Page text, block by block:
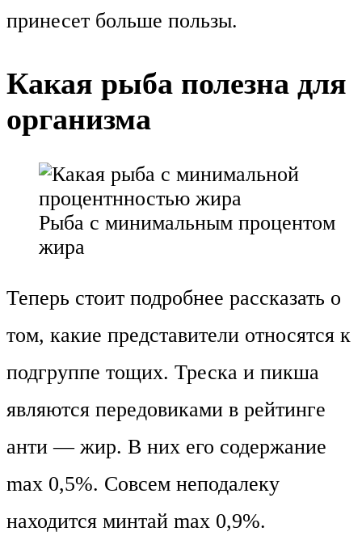
принесет больше пользы.
Какая рыба полезна для
организма
Рыба с минимальным процентом
жира
Теперь стоит подробнее рассказать о
том, какие представители относятся к
подгруппе тощих. Треска и пикша
являются передовиками в рейтинге
анти — жир. В них его содержание
max 0,5%. Совсем неподалеку
находится минтай max 0,9%.